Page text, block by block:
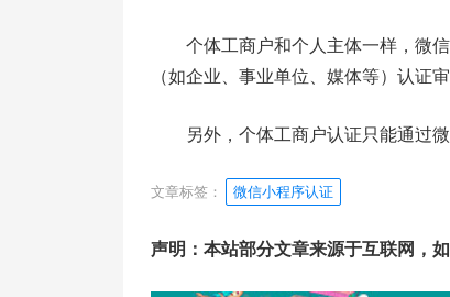
个体工商户和个人主体一样，微
（如企业、事业单位、媒体等）认证
另外，个体工商户认证只能通过
文章标签： 微信小程序认证
声明：本站部分文章来源于互联网，